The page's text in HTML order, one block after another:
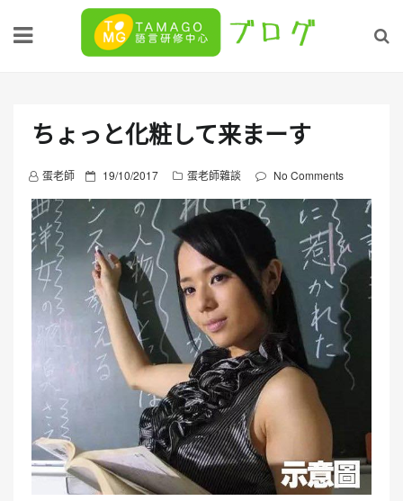
ちょっと化粧して来まーす
蛋老師
P
o
s
t
e
d
o
n
19/10/2017 蛋老師雜談 No Comments